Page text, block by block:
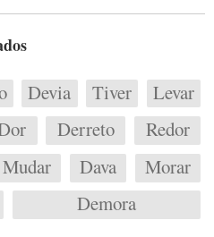
Devia Tiver
Levar
Derreto
Redor
Mudar Dava
Morar
Demora